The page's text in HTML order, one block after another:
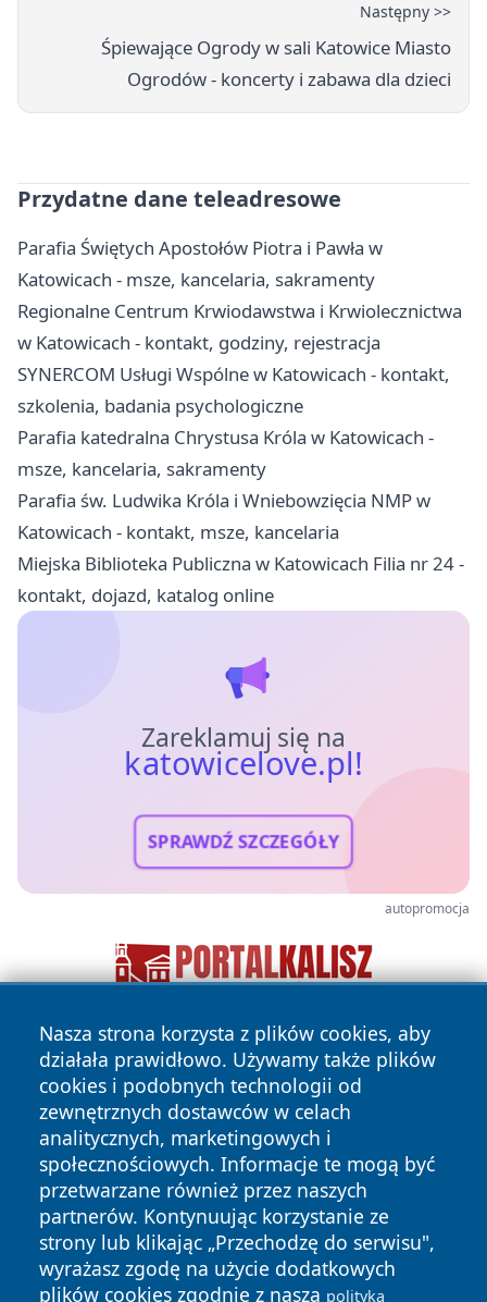
Następny >>
Śpiewające Ogrody w sali Katowice Miasto
Ogrodów - koncerty i zabawa dla dzieci
Przydatne dane teleadresowe
Parafia Świętych Apostołów Piotra i Pawła w
Katowicach - msze, kancelaria, sakramenty
Regionalne Centrum Krwiodawstwa i Krwiolecznictwa
w Katowicach - kontakt, godziny, rejestracja
SYNERCOM Usługi Wspólne w Katowicach - kontakt,
szkolenia, badania psychologiczne
Parafia katedralna Chrystusa Króla w Katowicach -
msze, kancelaria, sakramenty
Parafia św. Ludwika Króla i Wniebowzięcia NMP w
Katowicach - kontakt, msze, kancelaria
Miejska Biblioteka Publiczna w Katowicach Filia nr 24 -
kontakt, dojazd, katalog online
Zareklamuj się na
katowicelove.pl!
SPRAWDŹ SZCZEGÓŁY
autopromocja
Nasza strona korzysta z plików cookies, aby
działała prawidłowo. Używamy także plików
cookies i podobnych technologii od
zewnętrznych dostawców w celach
analitycznych, marketingowych i
społecznościowych. Informacje te mogą być
przetwarzane również przez naszych
partnerów. Kontynuując korzystanie ze
strony lub klikając „Przechodzę do serwisu",
wyrażasz zgodę na użycie dodatkowych
plików cookies zgodnie z naszą polityką
Copyright © 2026 katowicelove.pl Wszystkie prawa
zastrzeżone.
News Autorzy
Polityka
Polityka